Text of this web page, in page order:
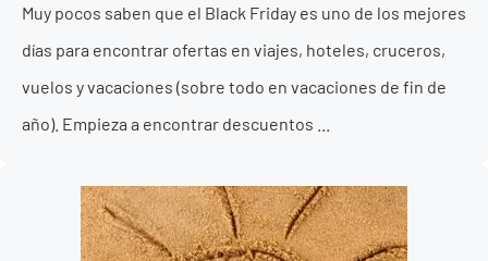
Muy pocos saben que el Black Friday es uno de los mejores
días para encontrar ofertas en viajes, hoteles, cruceros,
vuelos y vacaciones (sobre todo en vacaciones de fin de
año). Empieza a encontrar descuentos ...